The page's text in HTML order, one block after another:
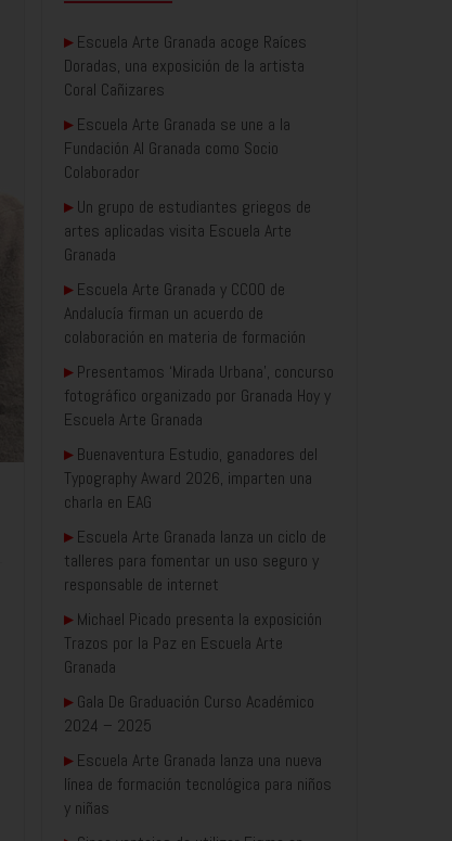
▸Escuela Arte Granada acoge Raíces
Doradas, una exposición de la artista
Coral Cañizares
▸Escuela Arte Granada se une a la
Fundación AI Granada como Socio
Colaborador
▸Un grupo de estudiantes griegos de
artes aplicadas visita Escuela Arte
Granada
▸Escuela Arte Granada y CCOO de
Andalucía firman un acuerdo de
colaboración en materia de formación
▸Presentamos ‘Mirada Urbana’, concurso
fotográfico organizado por Granada Hoy y
Escuela Arte Granada
▸Buenaventura Estudio, ganadores del
Typography Award 2026, imparten una
charla en EAG
▸Escuela Arte Granada lanza un ciclo de
talleres para fomentar un uso seguro y
responsable de internet
▸Michael Picado presenta la exposición
Trazos por la Paz en Escuela Arte
Granada
▸Gala De Graduación Curso Académico
2024 – 2025
▸Escuela Arte Granada lanza una nueva
línea de formación tecnológica para niños
y niñas